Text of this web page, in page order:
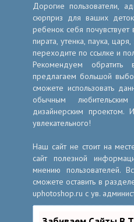
Дорогие пользователи,
сюрприз для ваших
ребенок себя почувствует
пирата, утенка, паука,
переходите по ссылке и
Рекомендуем
предлагаем большой
сможете использовать
обычным
дизайнерским
увлекательного!
Наш сайт не стоит на
сайт полезной
мнению пользователей.
сможете оставить в
uphotoshop.ru с ув.